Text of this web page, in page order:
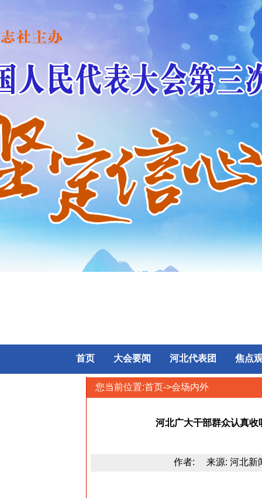
首页 大会要闻 河北代表团 焦点
您当前位置:首页->会场内外
河北广大干部群众认真
作者: 来源: 河北新